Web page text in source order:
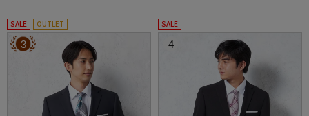
SALE OUTLET
3
SALE
4